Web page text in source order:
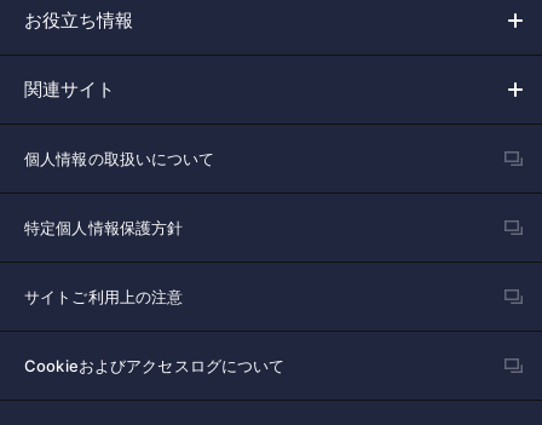
お役立ち情報
関連サイト
個人情報の取扱いについて
特定個人情報保護方針
サイトご利用上の注意
Cookieおよびアクセスログについて